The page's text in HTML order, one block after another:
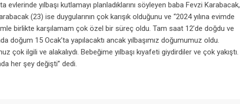
evlerinde yılbaşı kutlamayı planladıklarını söyleyen baba Fevzi Karabacak,
(23) ise duygularının çok karışık olduğunu ve “2024 yılına evimde
birlikte karşılamam çok özel bir süreç oldu. Tam saat 12’de doğdu ve
doğum 15 Ocak’ta yapılacaktı ancak yılbaşımız doğumumuz oldu.
ilgili ve alakalıydı. Bebeğime yılbaşı kıyafeti giydirdiler ve çok yakıştı.
her şey değişti” dedi.